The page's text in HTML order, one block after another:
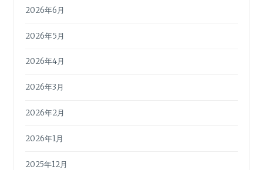
2026年6月
2026年5月
2026年4月
2026年3月
2026年2月
2026年1月
2025年12月